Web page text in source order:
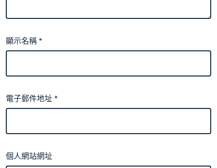
顯示名稱*
電子郵件地址*
個人網站網址